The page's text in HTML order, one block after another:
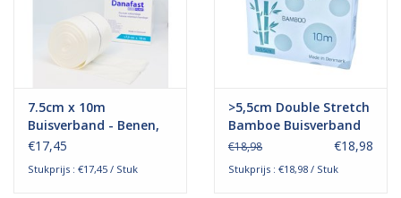
7.5cm x 10m
Buisverband - Benen,
Armen en Dijen
€17,45
Stukprijs : €17,45 / Stuk
>5,5cm Double Stretch
Bamboe Buisverband
€18,98 €18,98
Stukprijs : €18,98 / Stuk